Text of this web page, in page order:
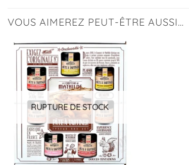
VOUS AIMEREZ PEUT-ÊTRE AUSSI…
Ajouter
à la
liste
d’envies
RUPTURE DE STOCK